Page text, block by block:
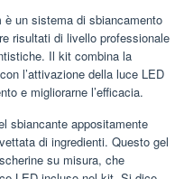
un sistema di sbiancamento
risultati di livello professionale
Il kit combina la
l’attivazione della luce LED
e migliorarne l’efficacia.
sbiancante appositamente
di ingredienti. Questo gel
su misura, che